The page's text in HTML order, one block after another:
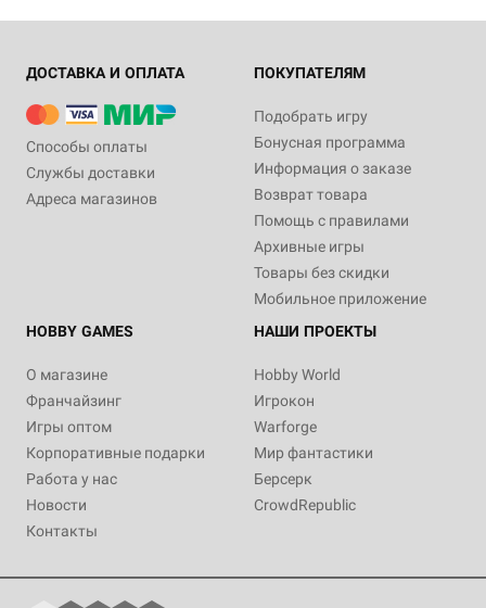
ДОСТАВКА И ОПЛАТА
Способы оплаты
Службы доставки
Адреса магазинов
ПОКУПАТЕЛЯМ
Подобрать игру
Бонусная программа
Информация о заказе
Возврат товара
Помощь с правилами
Архивные игры
Товары без скидки
Мобильное приложение
HOBBY GAMES
О магазине
Франчайзинг
Игры оптом
Корпоративные подарки
Работа у нас
Новости
Контакты
НАШИ ПРОЕКТЫ
Hobby World
Игрокон
Warforge
Мир фантастики
Берсерк
CrowdRepublic